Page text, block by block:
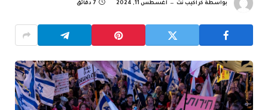
بواسطة كراكيب نت أغسطس 11, 2024 7 دقائق